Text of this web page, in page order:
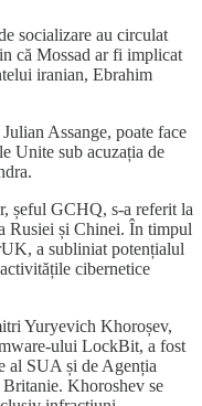
socializare au circulat
că Mossad ar fi implicat
iranian, Ebrahim
Assange, poate face
Unite sub acuzația de
șeful GCHQ, s-a referit la
Rusiei și Chinei. În timpul
a subliniat potențialul
cibernetice
Yuryevich Khoroșev,
ului LockBit, a fost
al SUA și de Agenția
Khoroshev se